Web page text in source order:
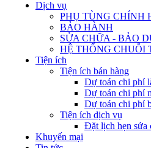
Dịch vụ
PHỤ TÙNG CHÍNH
BẢO HÀNH
SỬA CHỮA - BẢO
HỆ THỐNG CHUỖI
Tiện ích
Tiện ích bán hàng
Dự toán chi phí
Dự toán chi phí
Dự toán chi phí
Tiện ích dịch vụ
Đặt lịch hẹn sửa
Khuyến mại